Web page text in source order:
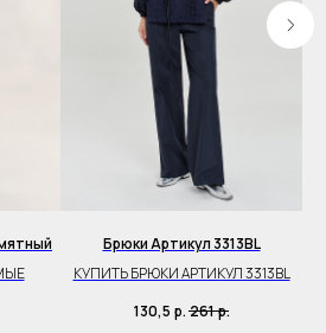
Брюки Артикул 3313BL
КУПИТЬ БРЮКИ АРТИКУЛ 3313BL
130,5 р. 261р.